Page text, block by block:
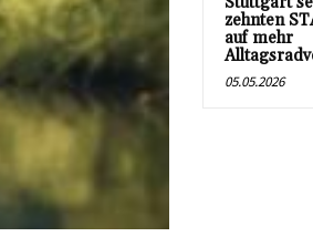
zehnten
auf mehr
05.05.2026